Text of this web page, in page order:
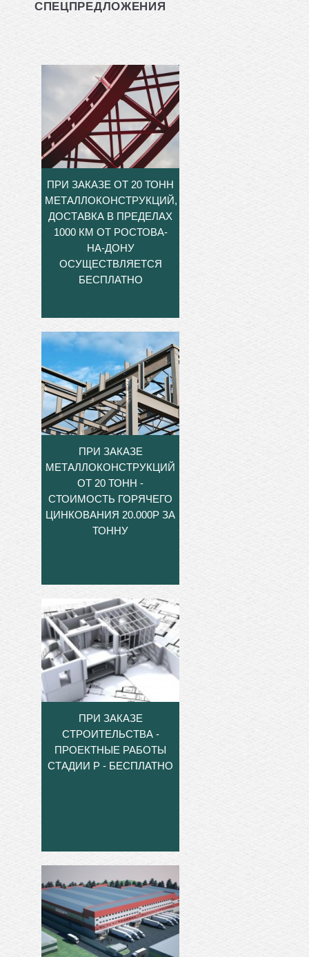
СПЕЦПРЕДЛОЖЕНИЯ
ПРИ ЗАКАЗЕ ОТ 20 ТОНН
МЕТАЛЛОКОНСТРУКЦИЙ,
ДОСТАВКА В ПРЕДЕЛАХ
1000 КМ ОТ РОСТОВА-
НА-ДОНУ
ОСУЩЕСТВЛЯЕТСЯ
БЕСПЛАТНО
ПРИ ЗАКАЗЕ
МЕТАЛЛОКОНСТРУКЦИЙ
ОТ 20 ТОНН -
СТОИМОСТЬ ГОРЯЧЕГО
ЦИНКОВАНИЯ 20.000Р ЗА
ТОННУ
ПРИ ЗАКАЗЕ
СТРОИТЕЛЬСТВА -
ПРОЕКТНЫЕ РАБОТЫ
СТАДИИ Р - БЕСПЛАТНО